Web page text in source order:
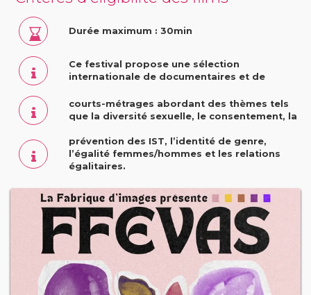
Durée maximum : 30min
Ce festival propose une sélection
internationale de documentaires et de
courts-métrages abordant des thèmes tels
que la diversité sexuelle, le consentement, la
prévention des IST, l’identité de genre,
l’égalité femmes/hommes et les relations
égalitaires.